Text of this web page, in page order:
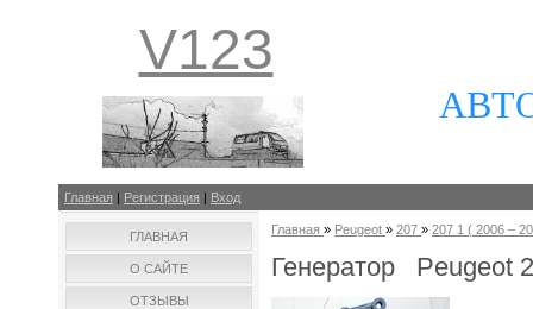
V123
Главная | Регистрация | Вход
ГЛАВНАЯ
О САЙТЕ
ОТЗЫВЫ
Главная » Peugeot » 207 » 207 1 ( 2006 –
Генератор Peugeot